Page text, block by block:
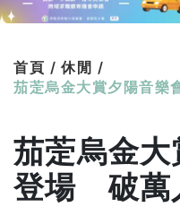
首頁 / 休閒 /
茄萣烏金大賞夕陽音
茄萣烏金
登場 破萬